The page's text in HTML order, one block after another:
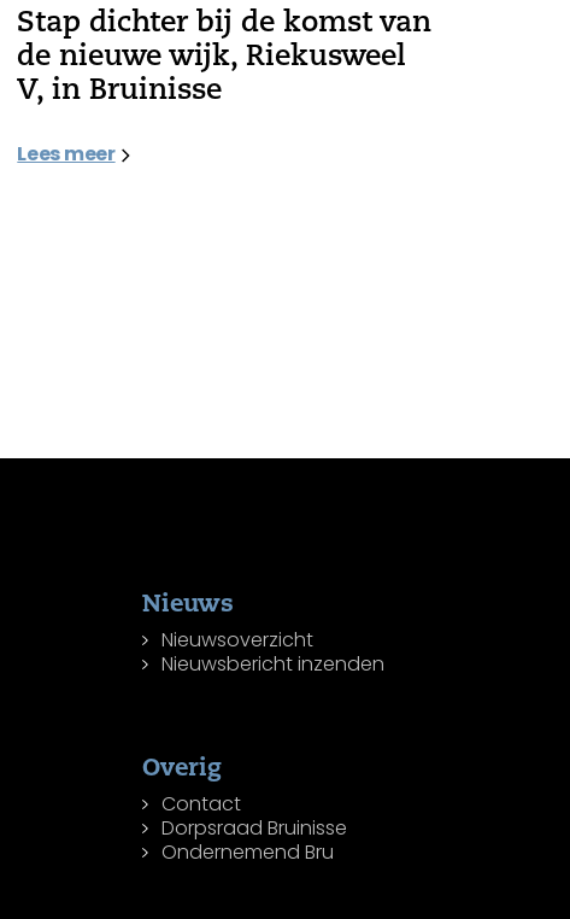
Stap dichter bij de komst van
de nieuwe wijk, Riekusweel
V, in Bruinisse
Lees meer
Nieuws
Nieuwsoverzicht
Nieuwsbericht inzenden
Overig
Contact
Dorpsraad Bruinisse
Ondernemend Bru